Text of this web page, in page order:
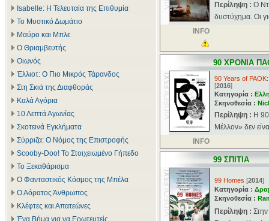
Isabelle: Η Τελευταία της Επιθυμία
Το Μυστικό Δωμάτιο
Μαύρο και Μπλε
Ο Θριαμβευτής
Οιωνός
Έλλιοτ: Ο Πιο Μικρός Τάρανδος
Στη Σκιά της Διαφθοράς
Καλά Αγόρια
10 Λεπτά Αγωνίας
Σκοτεινά Εγκλήματα
Σύρριζα: Ο Νόμος της Επιστροφής
Scooby-Doo! Το Στοιχειωμένο Γήπεδο
Το Ξεκαθάρισμα
Ο Φανταστικός Κόσμος της Μπέλα
Ο Αόρατος Άνθρωπος
Κλέφτες και Απατεώνες
Ένα Βήμα για να Ερωτευτείς
Περίληψη : Ο
δυστύχημα. Οι
INFO
90 ΧΡΟΝΙΑ
90 Years of
[2016]
Κατηγορία :
Σκηνοθεσία :
Περίληψη : Η
Μέλλον» δεν
INFO
99 ΣΠΙΤΙΑ
99 Homes [2014]
Κατηγορία :
Σκηνοθεσία :
Περίληψη :